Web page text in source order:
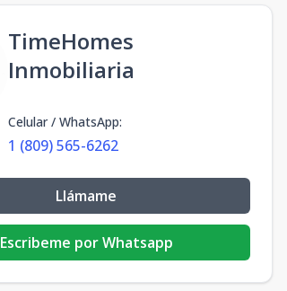
TimeHomes
Inmobiliaria
Celular / WhatsApp:
1 (809) 565-6262
Llámame
Escribeme por Whatsapp